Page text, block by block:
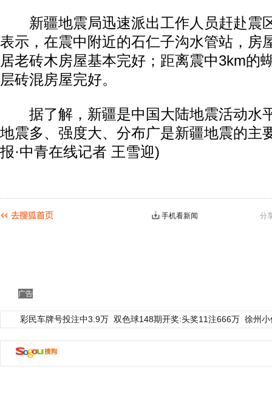
新疆地震局迅速派出工作人员赶赴震
表示，在震中附近的石仁子沟水管站，房
居老砖木房屋基本完好；距离震中3km的
层砖混房屋完好。
据了解，新疆是中国大陆地震活动水
地震多、强度大、分布广是新疆地震的主
报·中青在线记者 王雪迎)
分
手机看新闻
广告
彩民车牌号投注中3.9万 双色球148期开奖:头奖11注666万 徐州